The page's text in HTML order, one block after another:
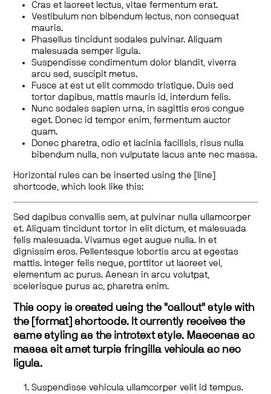
Cras et laoreet lectus, vitae fermentum erat.
Vestibulum non bibendum lectus, non consequat
mauris.
Phasellus tincidunt sodales pulvinar. Aliquam
malesuada semper ligula.
Suspendisse condimentum dolor blandit, viverra
arcu sed, suscipit metus.
Fusce at est ut elit commodo tristique. Duis sed
tortor dapibus, mattis mauris id, interdum felis.
Nunc sodales sapien urna, in sagittis eros congue
eget. Donec id tempor enim, fermentum auctor
quam.
Donec pharetra, odio et lacinia facilisis, risus nulla
bibendum nulla, non vulputate lacus ante nec massa.
Horizontal rules can be inserted using the [line]
shortcode, which look like this:
Sed dapibus convallis sem, at pulvinar nulla ullamcorper
et. Aliquam tincidunt tortor in elit dictum, et malesuada
felis malesuada. Vivamus eget augue nulla. In et
dignissim eros. Pellentesque lobortis arcu at egestas
mattis. Integer felis neque, porttitor ut laoreet vel,
elementum ac purus. Aenean in arcu volutpat,
scelerisque purus ac, pharetra enim.
This copy is created using the "callout" style with
the [format] shortcode. It currently receives the
same styling as the introtext style. Maecenas ac
massa sit amet turpis fringilla vehicula ac nec
ligula.
Suspendisse vehicula ullamcorper velit id tempus.